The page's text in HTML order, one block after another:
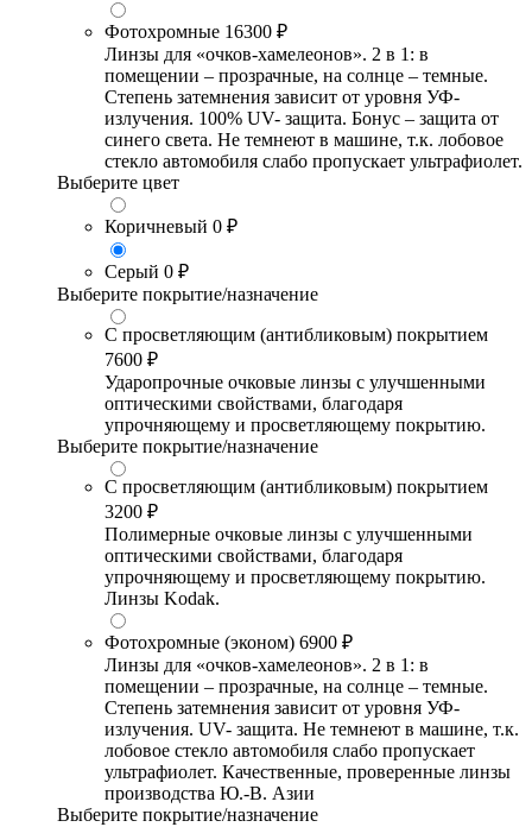
Фотохромные 16300 ₽
Линзы для «очков-хамелеонов». 2 в 1: в
помещении – прозрачные, на солнце – темные.
Степень затемнения зависит от уровня УФ-
излучения. 100% UV- защита. Бонус – защита от
синего света. Не темнеют в машине, т.к. лобовое
стекло автомобиля слабо пропускает ультрафиолет.
Выберите цвет
Коричневый 0 ₽
Серый 0 ₽
Выберите покрытие/назначение
С просветляющим (антибликовым) покрытием
7600 ₽
Ударопрочные очковые линзы с улучшенными
оптическими свойствами, благодаря
упрочняющему и просветляющему покрытию.
Выберите покрытие/назначение
С просветляющим (антибликовым) покрытием
3200 ₽
Полимерные очковые линзы с улучшенными
оптическими свойствами, благодаря
упрочняющему и просветляющему покрытию.
Линзы Kodak.
Фотохромные (эконом) 6900 ₽
Линзы для «очков-хамелеонов». 2 в 1: в
помещении – прозрачные, на солнце – темные.
Степень затемнения зависит от уровня УФ-
излучения. UV- защита. Не темнеют в машине, т.к.
лобовое стекло автомобиля слабо пропускает
ультрафиолет. Качественные, проверенные линзы
производства Ю.-В. Азии
Выберите покрытие/назначение